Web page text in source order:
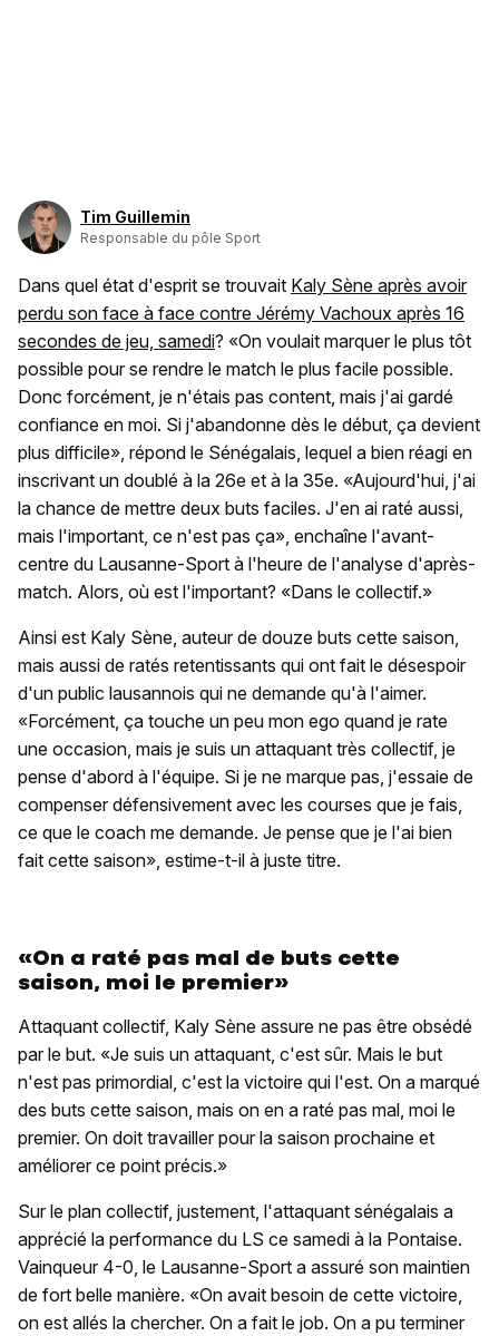
Tim Guillemin
Responsable du pôle Sport
Dans quel état d'esprit se trouvait Kaly Sène après avoir
perdu son face à face contre Jérémy Vachoux après 16
secondes de jeu, samedi? «On voulait marquer le plus tôt
possible pour se rendre le match le plus facile possible.
Donc forcément, je n'étais pas content, mais j'ai gardé
confiance en moi. Si j'abandonne dès le début, ça devient
plus difficile», répond le Sénégalais, lequel a bien réagi en
inscrivant un doublé à la 26e et à la 35e. «Aujourd'hui, j'ai
la chance de mettre deux buts faciles. J'en ai raté aussi,
mais l'important, ce n'est pas ça», enchaîne l'avant-
centre du Lausanne-Sport à l'heure de l'analyse d'après-
match. Alors, où est l'important? «Dans le collectif.»
Ainsi est Kaly Sène, auteur de douze buts cette saison,
mais aussi de ratés retentissants qui ont fait le désespoir
d'un public lausannois qui ne demande qu'à l'aimer.
«Forcément, ça touche un peu mon ego quand je rate
une occasion, mais je suis un attaquant très collectif, je
pense d'abord à l'équipe. Si je ne marque pas, j'essaie de
compenser défensivement avec les courses que je fais,
ce que le coach me demande. Je pense que je l'ai bien
fait cette saison», estime-t-il à juste titre.
«On a raté pas mal de buts cette
saison, moi le premier»
Attaquant collectif, Kaly Sène assure ne pas être obsédé
par le but. «Je suis un attaquant, c'est sûr. Mais le but
n'est pas primordial, c'est la victoire qui l'est. On a marqué
des buts cette saison, mais on en a raté pas mal, moi le
premier. On doit travailler pour la saison prochaine et
améliorer ce point précis.»
Sur le plan collectif, justement, l'attaquant sénégalais a
apprécié la performance du LS ce samedi à la Pontaise.
Vainqueur 4-0, le Lausanne-Sport a assuré son maintien
de fort belle manière. «On avait besoin de cette victoire,
on est allés la chercher. On a fait le job. On a pu terminer